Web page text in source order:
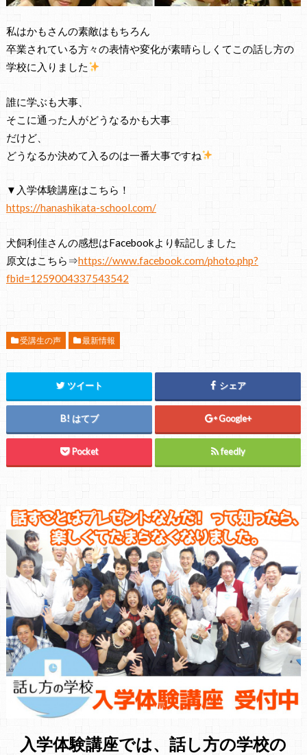
私はかもさんの素敵はもちろん
卒業されている方々の表情や変化が素晴らしくてこの話し方の
学校に入りました
誰に学ぶも大事、
そこに通った人がどうなるかも大事
だけど、
どうなるか決めて入るのは一番大事ですね
▼入学体験講座はこちら！
https://hanashikata-school.com/
犬飼利佳さんの感想はFacebookより転記しました
原文はこちら⇒https://www.facebook.com/photo.php?
fbid=1259004337543542
受講生の声 最新情報
ツイート シェア
はてブ Google+
Pocket feedly
入学体験講座では、話し方の学校の